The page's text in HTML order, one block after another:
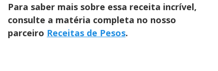
Para saber mais sobre essa receita incrível,
consulte a matéria completa no nosso
parceiro Receitas de Pesos.